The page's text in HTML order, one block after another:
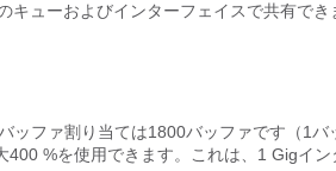
キューおよびインターフェイスで共有でき
ッファ割り当ては1800バッファです（1バ
%を使用できます。これは、1 Gigイン